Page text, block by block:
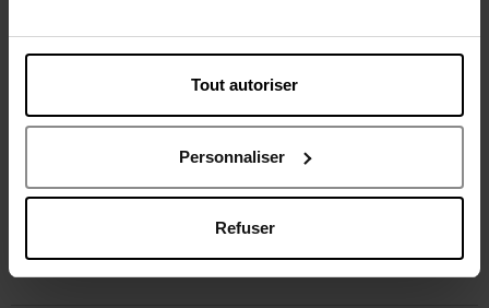
Tout autoriser
Personnaliser
Refuser
Beschrijving
Gebruiksadvies
Karakteristieken